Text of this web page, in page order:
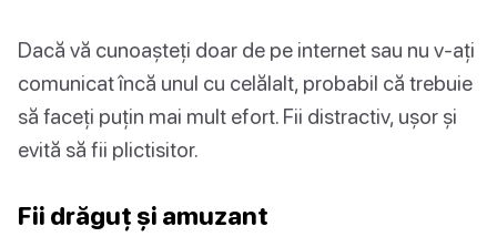
Dacă vă cunoașteți doar de pe internet sau nu v-ați
comunicat încă unul cu celălalt, probabil că trebuie
să faceți puțin mai mult efort. Fii distractiv, ușor și
evită să fii plictisitor.
Fii drăguț și amuzant